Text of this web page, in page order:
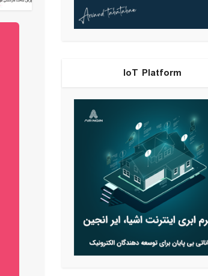
IoT Platform